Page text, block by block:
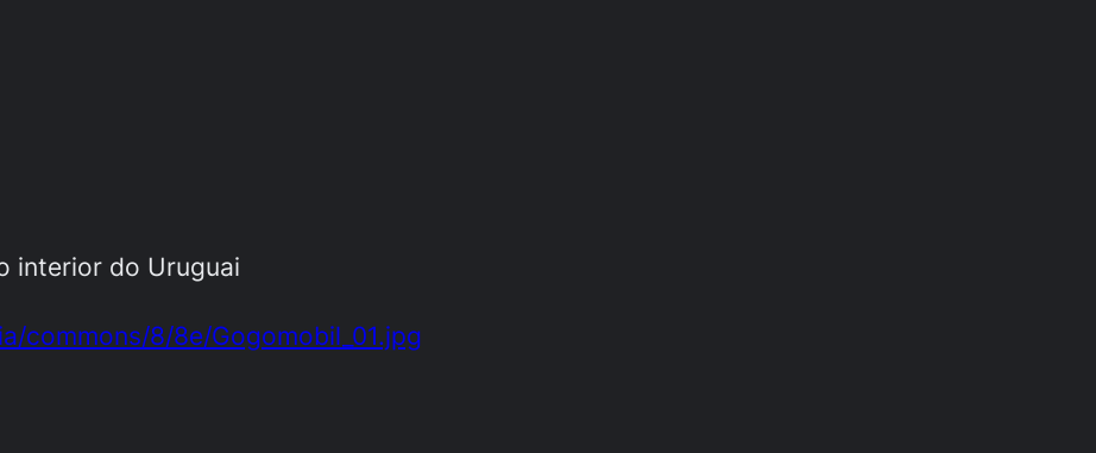
interior do Uruguai
commons/8/8e/Gogomobil_01.jpg